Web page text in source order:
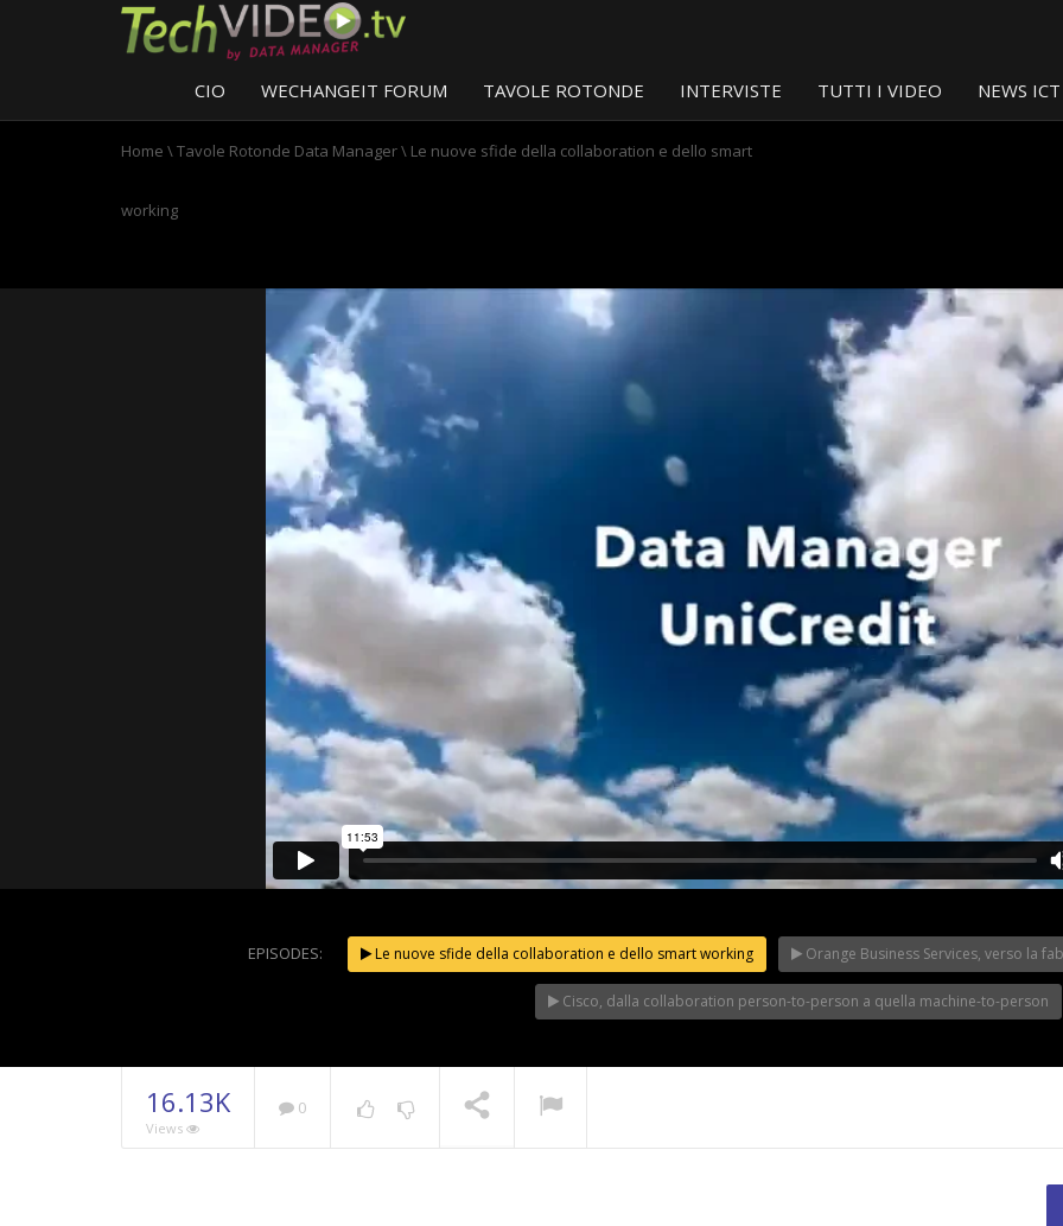
CIO WECHANGEIT FORUM TAVOLE ROTONDE INTERVISTE TUTTI I VIDEO NEWS ICT
Home \Tavole Rotonde Data Manager\ Le nuove sfide della collaboration e dello smart
working
WeChangeIT Forum
2023 – Il Made in Italy
secondo Giulio Sapelli
Franco Baresi a
WeChangeIT Forum
2023
Riflettori
in Italy: il
WeChangeIT
2023
EPISODES: Le nuove sfide della collaboration e dello smart working Orange Business Services, verso la
Cisco, dalla collaboration person-to-person a quella machine-to-person
16.13K
Views
0